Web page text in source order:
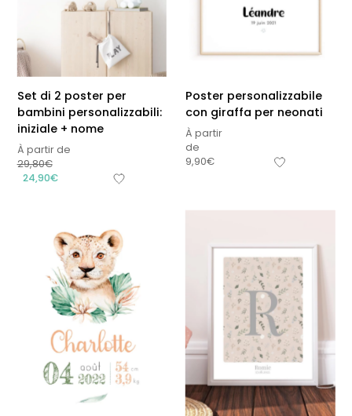
Set di 2 poster per
bambini personalizzabili:
iniziale + nome
À partir de
29,80€
24,90€
Poster personalizzabile
con giraffa per neonati
À partir
de
9,90€